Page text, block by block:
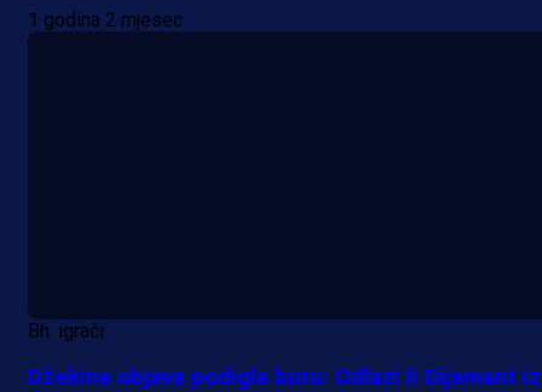
1 godina 2 mjesec
Bh. igrači
Džekina objava podigla buru: Odlazi li Dijamant iz